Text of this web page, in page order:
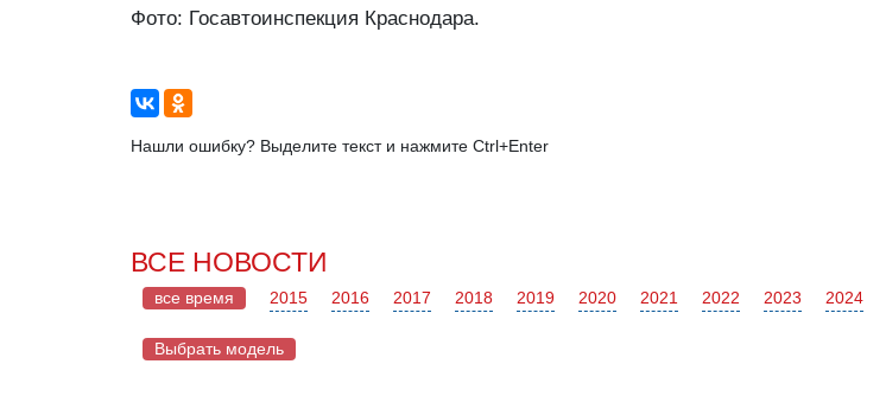
Фото: Госавтоинспекция Краснодара.
Нашли ошибку? Выделите текст и нажмите Ctrl+Enter
ВСЕ НОВОСТИ
все время 2015 2016 2017 2018 2019 2020 2021 2022 2023 2024
Выбрать модель